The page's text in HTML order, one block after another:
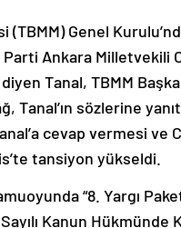
Genel
Ankara Milletvekili
diyen Tanal, TBMM
Tanal’ın sözlerine
cevap vermesi ve
tansiyon yükseldi.
“8. Yargı
Kanun